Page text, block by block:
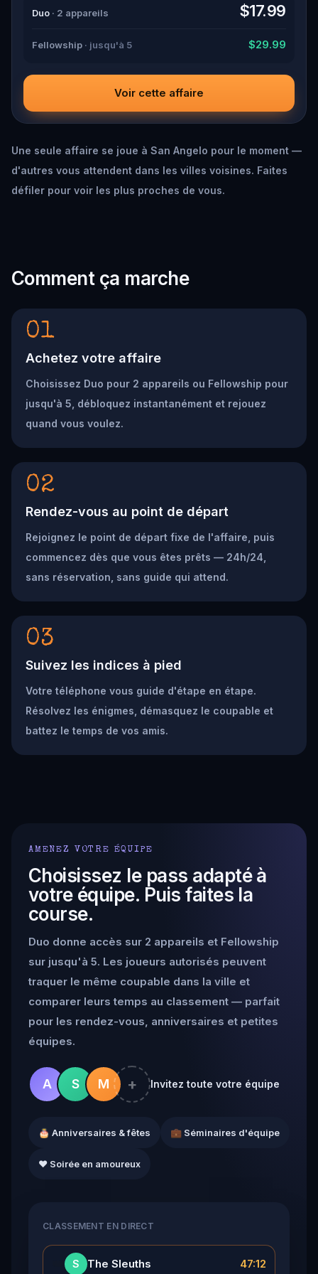
Duo · 2 appareils $17.99
Fellowship · jusqu'à 5 $29.99
Voir cette affaire
Une seule affaire se joue à San Angelo pour le moment —
d'autres vous attendent dans les villes voisines. Faites
défiler pour voir les plus proches de vous.
Comment ça marche
01
Achetez votre affaire
Choisissez Duo pour 2 appareils ou Fellowship pour
jusqu'à 5, débloquez instantanément et rejouez
quand vous voulez.
02
Rendez-vous au point de départ
Rejoignez le point de départ fixe de l'affaire, puis
commencez dès que vous êtes prêts — 24h/24,
sans réservation, sans guide qui attend.
03
Suivez les indices à pied
Votre téléphone vous guide d'étape en étape.
Résolvez les énigmes, démasquez le coupable et
battez le temps de vos amis.
AMENEZ VOTRE ÉQUIPE
Choisissez le pass adapté à
votre équipe. Puis faites la
course.
Duo donne accès sur 2 appareils et Fellowship
sur jusqu'à 5. Les joueurs autorisés peuvent
traquer le même coupable dans la ville et
comparer leurs temps au classement — parfait
pour les rendez-vous, anniversaires et petites
équipes.
A S M + Invitez toute votre équipe
🎂 Anniversaires & fêtes 💼 Séminaires d'équipe
❤️ Soirée en amoureux
CLASSEMENT EN DIRECT
S The Sleuths 47:12